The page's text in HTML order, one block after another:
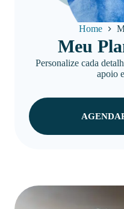
Home
Meu
Personalize cada
apoio